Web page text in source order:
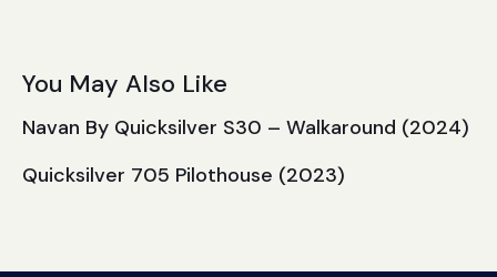
You May Also Like
Navan By Quicksilver S30 – Walkaround (2024)
Quicksilver 705 Pilothouse (2023)